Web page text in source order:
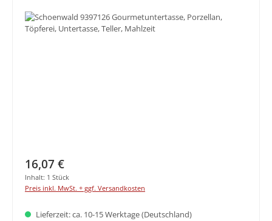
Bildergalerie überspringen
Regulärer Preis:
16,07 €
Inhalt: 1 Stück
Preis inkl. MwSt. + ggf. Versandkosten
Lieferzeit: ca. 10-15 Werktage (Deutschland)